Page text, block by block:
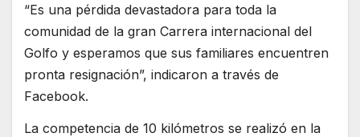
“Es una pérdida devastadora para toda la
comunidad de la gran Carrera internacional del
Golfo y esperamos que sus familiares encuentren
pronta resignación”, indicaron a través de
Facebook.
La competencia de 10 kilómetros se realizó en la